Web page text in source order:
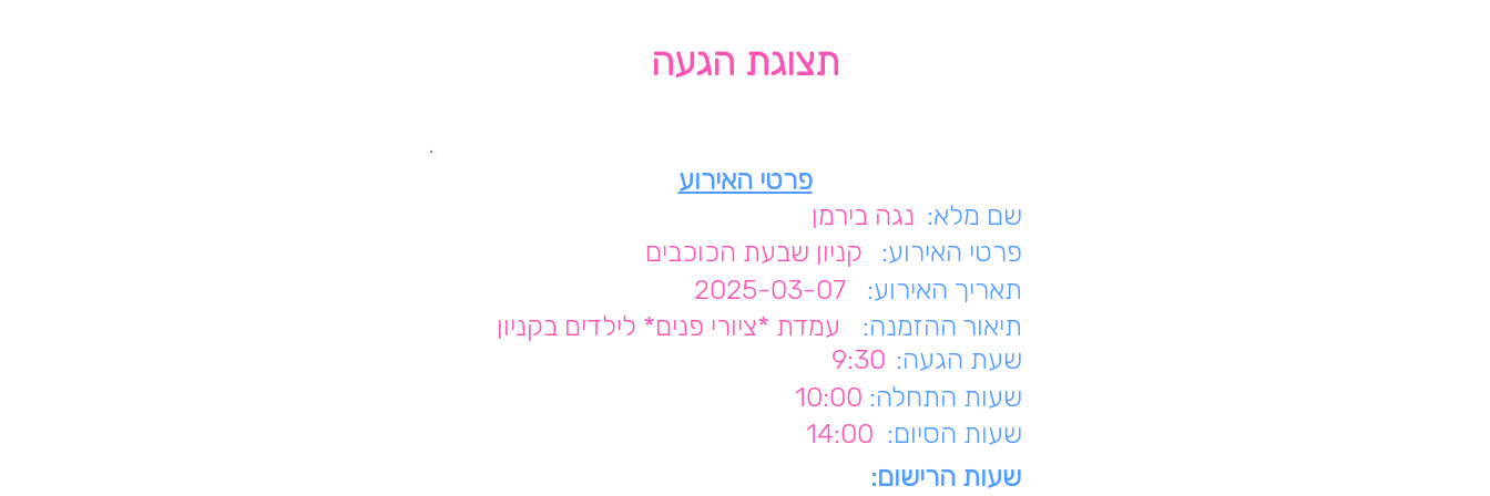
תצוגת הגעה
פרטי האירוע
שם מלא: נגה בירמן
קניון שבעת הכוכבים
פרטי האירוע:
2025-03-07
תאריך האירוע:
עמדת *ציורי פנים* לילדים בקניון
תיאור ההזמנה:
9:30 שעת הגעה:
10:00 שעות התחלה:
14:00 שעות הסיום:
שעות הרישום: